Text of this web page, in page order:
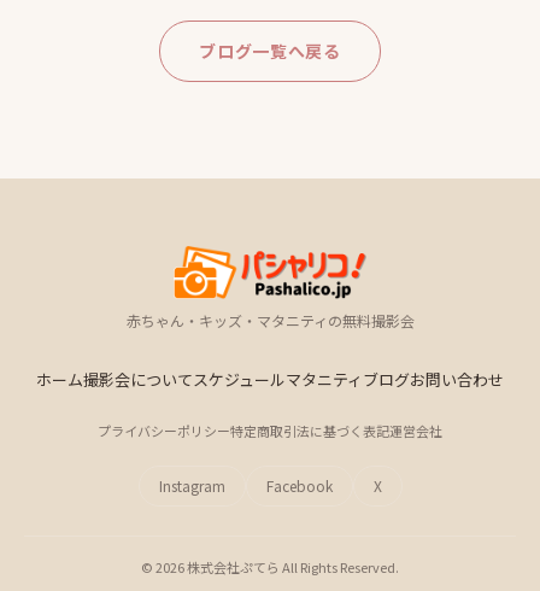
ブログ一覧へ戻る
赤ちゃん・キッズ・マタニティの無料撮影会
ホーム撮影会についてスケジュールマタニティ ブログお問い合わせ
プライバシーポリシー特定商取引法に基づく表記運営会社
Instagram Facebook X
© 2026 株式会社ぷてら All Rights Reserved.